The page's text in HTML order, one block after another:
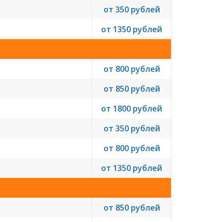
от 350 рублей
от 1350 рублей
от 800 рублей
от 850 рублей
от 1800 рублей
от 350 рублей
от 800 рублей
от 1350 рублей
от 850 рублей